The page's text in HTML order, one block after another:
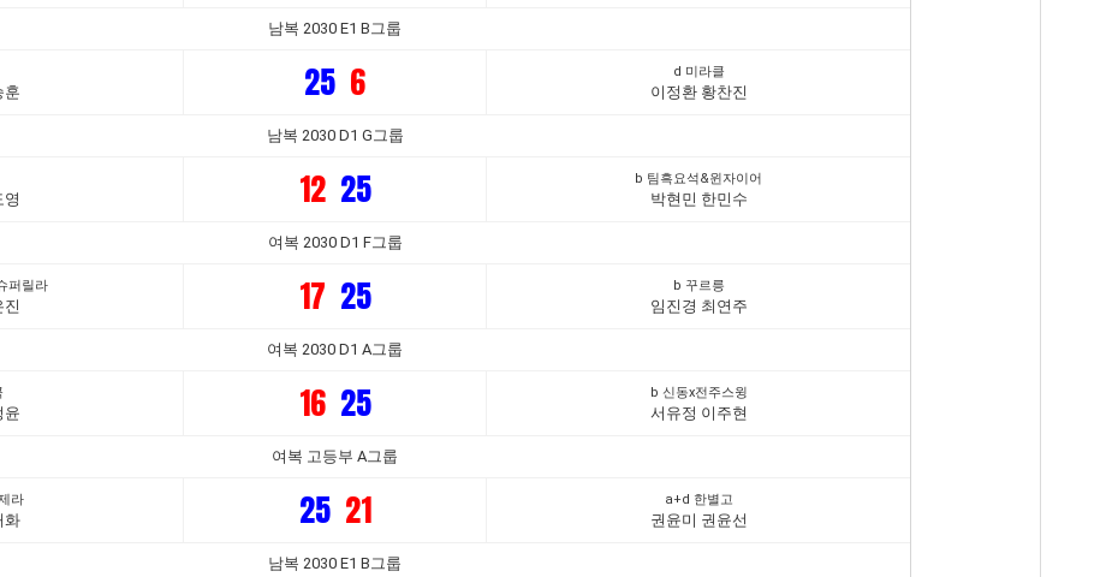
남복 2030 E1 B그룹
훈 25 6 d 미라클
이정환 황찬진
남복 2030 D1 G그룹
영 12 25 b 팀흑요석&윈자이어
박현민 한민수
여복 2030 D1 F그룹
퍼릴라
진 17 25 b 꾸르릉
임진경 최연주
여복 2030 D1 A그룹
윤 16 25 b 신동x전주스윙
서유정 이주현
여복 고등부 A그룹
라
화 25 21 a+d 한별고
권윤미 권윤선
남복 2030 E1 B그룹